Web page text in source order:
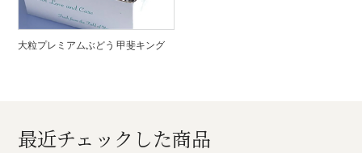
大粒プレミアムぶどう 甲斐キング
最近チェックした商品